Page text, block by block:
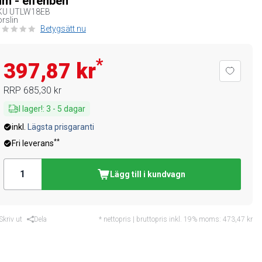
UTLW18EB
Betygsätt nu
397,87 kr*
RRP 685,30 kr
I lager!: 3 - 5 dagar
inkl.
Lägsta prisgaranti
Fri leverans**
Lägg till i kundvagn
ut Dela * nettopris | bruttopris inkl. 19% moms: 473,47 kr